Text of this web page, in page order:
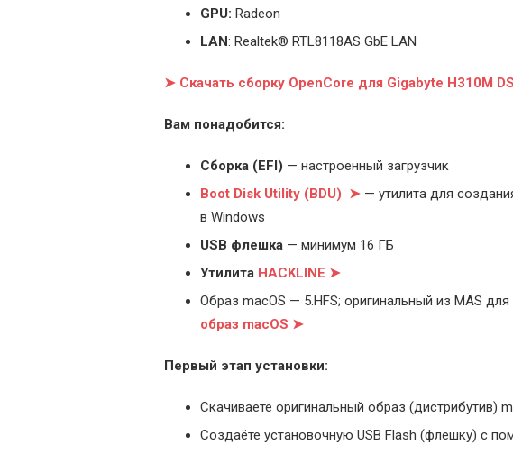
GPU: Radeon
LAN: Realtek® RTL8118AS GbE LAN
➤ Скачать сборку OpenCore для Gigabyte H310M
Вам понадобится:
Cборка (EFI) — настроенный загрузчик
Boot Disk Utility (BDU) ➤ — утилита для
в Windows
USB флешка — минимум 16 ГБ
Утилита HACKLINE ➤
Образ macOS — 5.HFS; оригинальный из MAS для
образ macOS ➤
Первый этап установки:
Скачиваете оригинальный образ (дистрибутив)
Создаёте установочную USB Flash (флешку) с